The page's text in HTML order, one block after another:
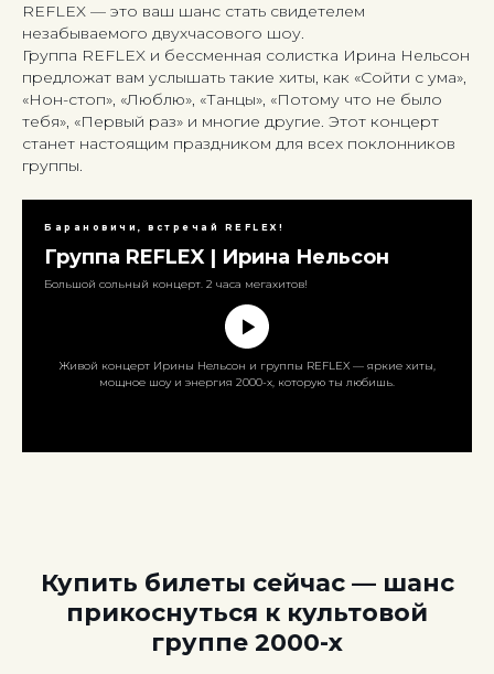
REFLEX — это ваш шанс стать свидетелем
незабываемого двухчасового шоу.
Группа REFLEX и бессменная солистка Ирина Нельсон
предложат вам услышать такие хиты, как «Сойти с ума»,
«Нон-стоп», «Люблю», «Танцы», «Потому что не было
тебя», «Первый раз» и многие другие. Этот концерт
станет настоящим праздником для всех поклонников
группы.
Живой концерт Ирины Нельсон и группы REFLEX — яркие хиты,
мощное шоу и энергия 2000-х, которую ты любишь.
Барановичи, встречай REFLEX!
Группа REFLEX | Ирина Нельсон
Большой сольный концерт. 2 часа мегахитов!
Купить билеты сейчас — шанс
прикоснуться к культовой
группе 2000-х